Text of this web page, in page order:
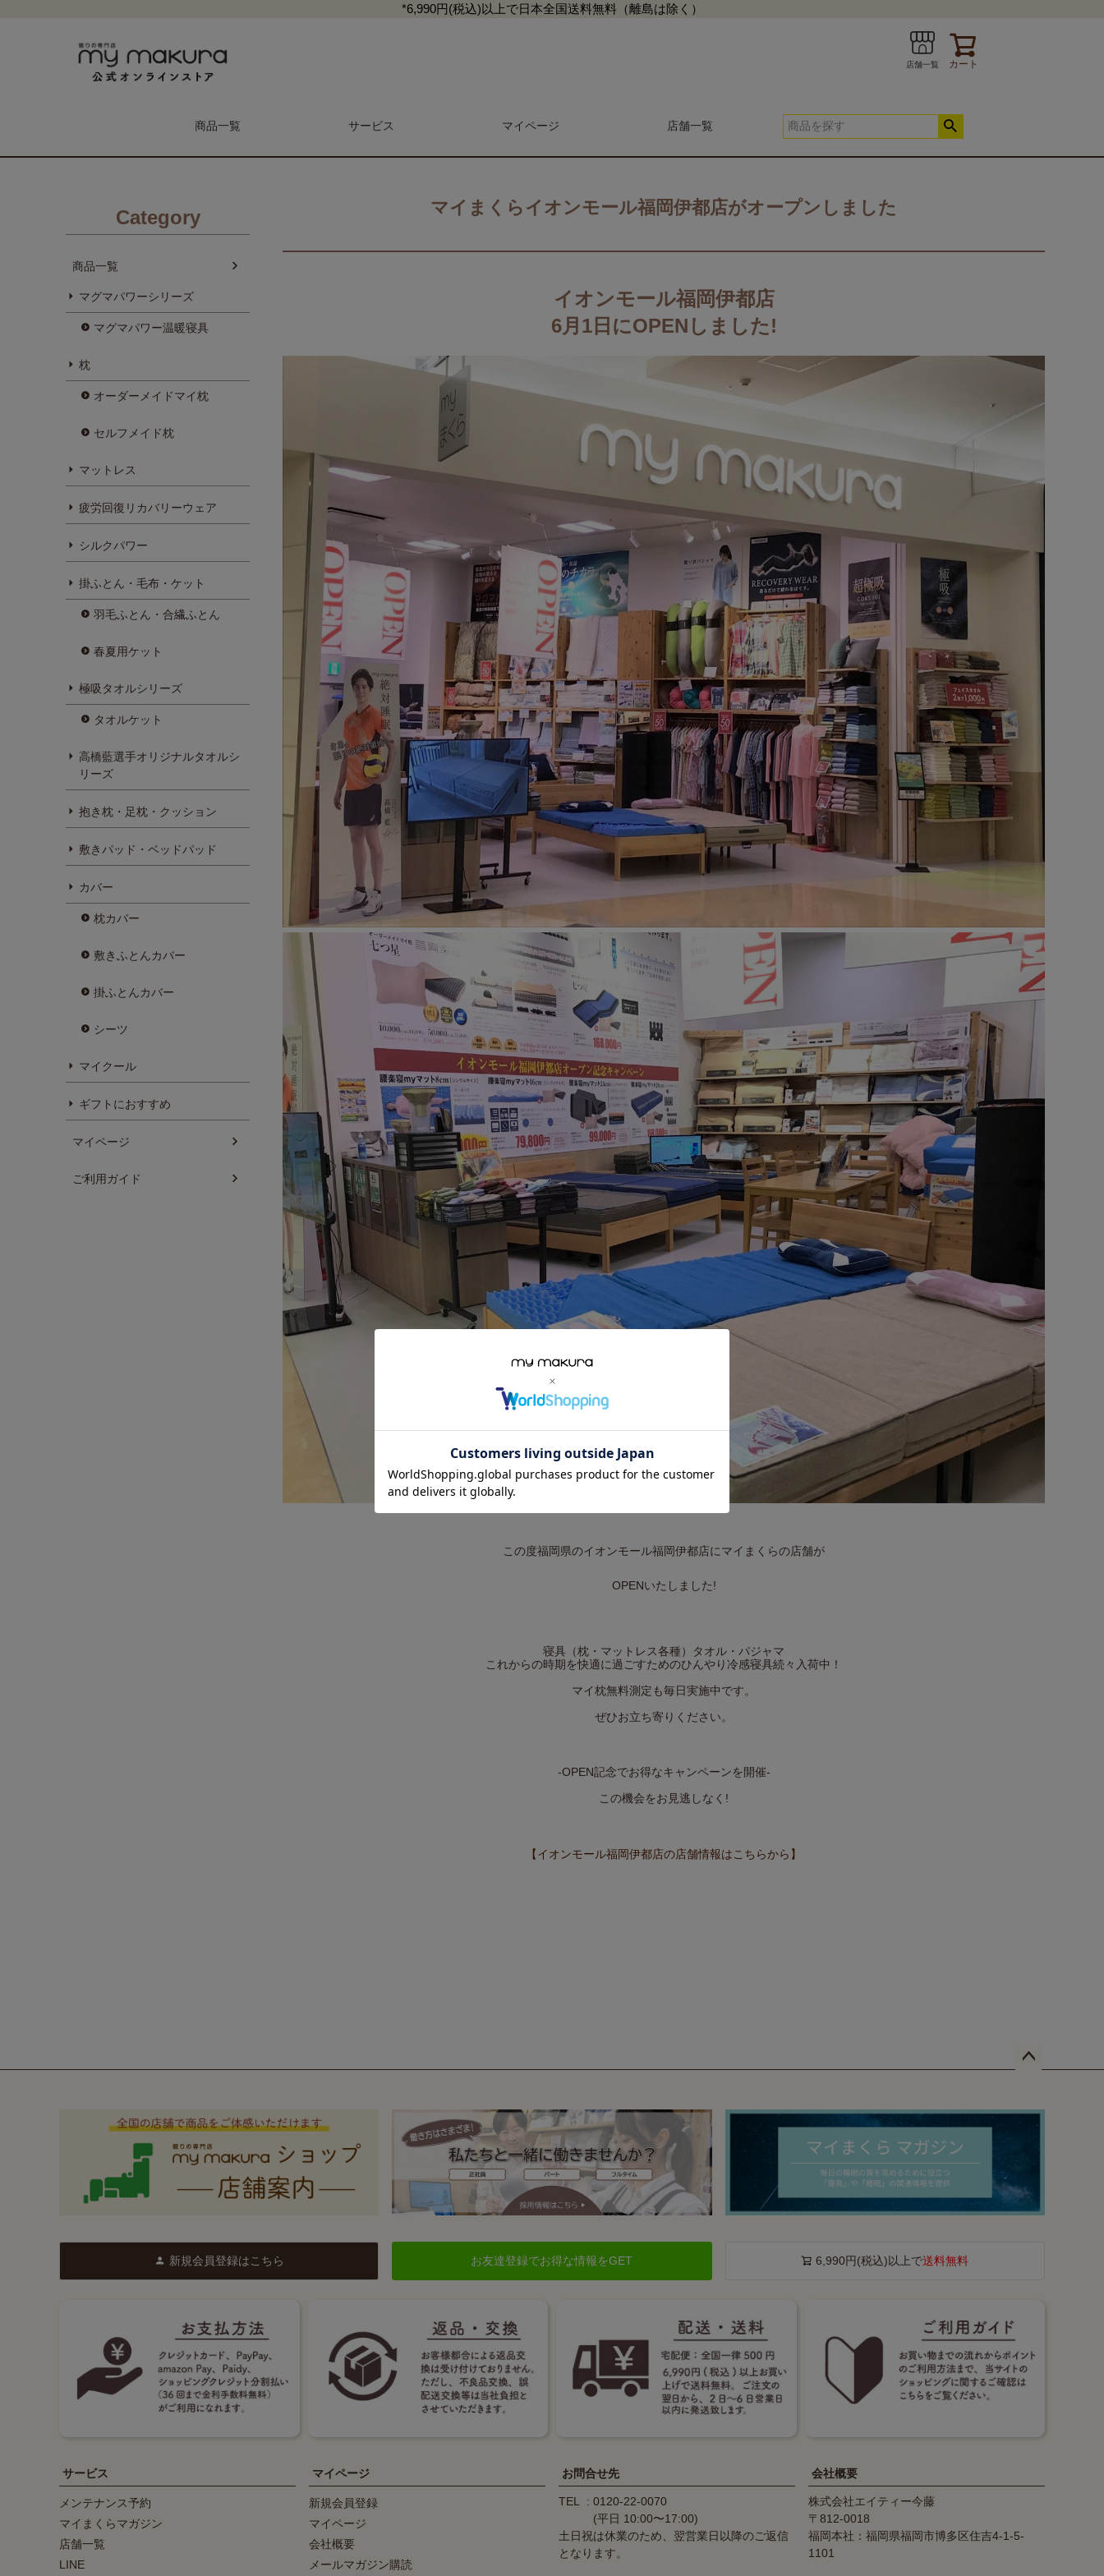
*6,990円(税込)以上で日本全国送料無料（離島は除く）
店舗一覧 カート
商品一覧
抱き枕・クッション
サービス マイページ 店舗一覧
検索
Category
商品一覧
マグマパワーシリーズ
マグマパワー温暖寝具
枕
オーダーメイドマイ枕
セルフメイド枕
マットレス
疲労回復リカバリーウェア
シルクパワー
掛ふとん・毛布・ケット
羽毛ふとん・合繊ふとん
春夏用ケット
極吸タオルシリーズ
タオルケット
高橋藍選手オリジナルタオルシ
リーズ
抱き枕・足枕・クッション
敷きパッド・ベッドパッド
カバー
枕カバー
敷きふとんカバー
掛ふとんカバー
シーツ
マイクール
ギフトにおすすめ
マイページ
ご利用ガイド
マイまくらイオンモール福岡伊都店がオープンしました
イオンモール福岡伊都店
6月1日にOPENしました!
この度福岡県のイオンモール福岡伊都店にマイまくらの店舗が
OPENいたしました!
寝具（枕・マットレス各種）タオル・パジャマ
これからの時期を快適に過ごすためのひんやり冷感寝具続々入荷中！
マイ枕無料測定も毎日実施中です。
ぜひお立ち寄りください。
-OPEN記念でお得なキャンペーンを開催-
この機会をお見逃しなく!
【イオンモール福岡伊都店の店舗情報はこちらから】
ップ
新規会員登録はこちら お友達登録でお得な情報をGET 6,990円(税込)以上で送料無料
サービス
メンテナンス予約
マイまくらマガジン
店舗一覧
LINE
マイページ
新規会員登録
マイページ
会社概要
メールマガジン購読
お問合せ先
TEL
0120-22-0070
(平日 10:00〜17:00)
土日祝は休業のため、翌営業日以降のご返信
となります。
会社概要
株式会社エイティー今藤
812-0018
福岡本社：福岡県福岡市博多区住吉4-1-5-
1101